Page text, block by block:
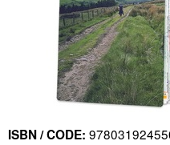
ISBN / CODE: